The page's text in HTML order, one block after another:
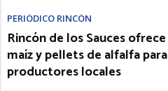
PERIÓDICO RINCÓN
Rincón de los Sauces ofrece
maíz y pellets de alfalfa para
productores locales